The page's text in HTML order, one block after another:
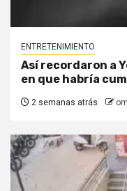
ENTRETENIMIENTO
Así recordaron a
en que habría
2 semanas atrás